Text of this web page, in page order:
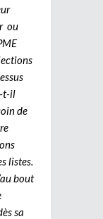
ou
t-il
de
listes.
bout
sa